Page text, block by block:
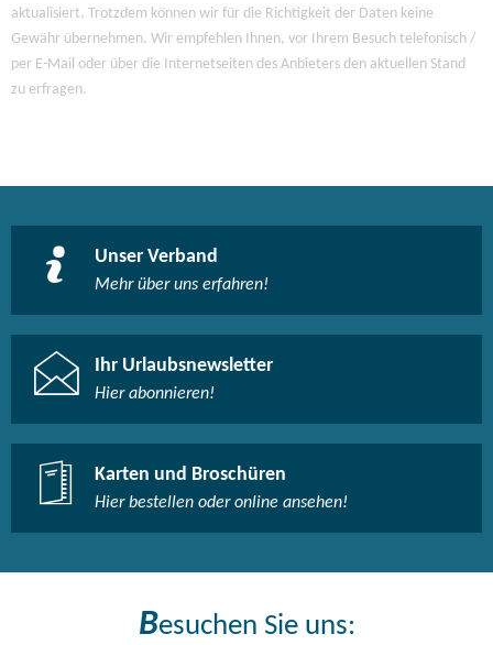
aktualisiert. Trotzdem können wir für die Richtigkeit der Daten keine
Gewähr übernehmen. Wir empfehlen Ihnen, vor Ihrem Besuch telefonisch /
per E-Mail oder über die Internetseiten des Anbieters den aktuellen Stand
zu erfragen.
Unser Verband
Mehr über uns erfahren!
Ihr Urlaubsnewsletter
Hier abonnieren!
Karten und Broschüren
Hier bestellen oder online ansehen!
Besuchen Sie uns: